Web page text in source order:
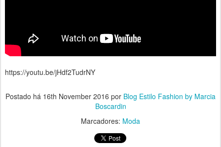
https://youtu.be/jHdf2TudrNY
Postado há 16th November 2016 por Blog Estilo Fashion by Marcia
Boscardin
Marcadores: Moda